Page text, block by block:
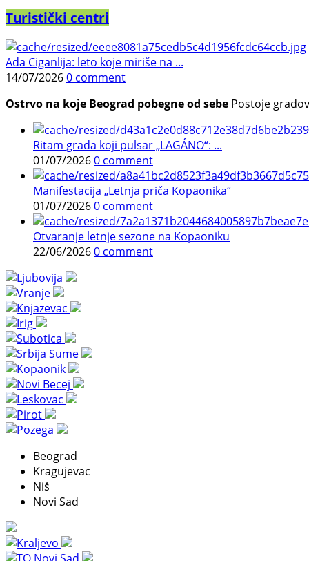
Turistički centri
Ada Ciganlija: leto koje miriše na ...
14/07/20260 comment
Ostrvo na koje Beograd pobegne od sebe Postoje
Ritam grada koji pulsar „LAGÁNO“: ...
01/07/20260 comment
Manifestacija „Letnja priča Kopaonika“
01/07/20260 comment
Otvaranje letnje sezone na Kopaoniku
22/06/20260 comment
Beograd
Kragujevac
Niš
Novi Sad